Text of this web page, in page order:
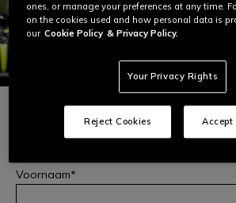
Type verzoek
Selecteer alstublieft
Voornaam
ones, or manage your preferences at any time.
on the cookies used and how personal data is
our Cookie Policy & Privacy Policy.
Your Privacy Rights
Reject Cookies Accept